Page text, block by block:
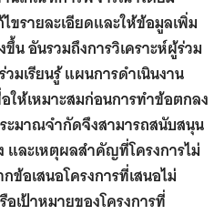
ขรายละเอียดและให้ข้อมูลเพิ่ม
น อันรวมถึงการวิเคราะห์ผู้ร่วม
มเรียนรู้ แผนการดำเนินงาน
ให้เหมาะสมก่อนการทำข้อตกลง
ะมาณจำกัดจึงสามารถสนับสนุน
และเหตุผลสำคัญที่โครงการไม่
อเสนอโครงการที่เสนอไม่
เป้าหมายของโครงการที่